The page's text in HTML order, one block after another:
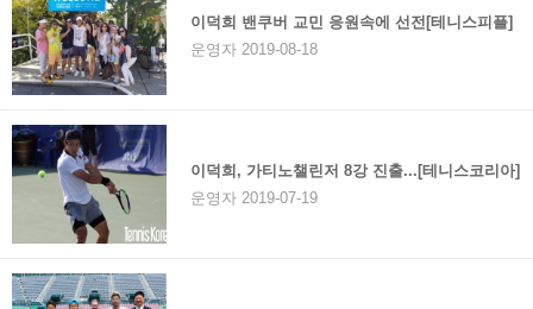
이덕희 밴쿠버 교민 응원속에 선전[테니스피플]
운영자 2019-08-18
이덕희, 가티노챌린저 8강 진출...[테니스코리아]
운영자 2019-07-19